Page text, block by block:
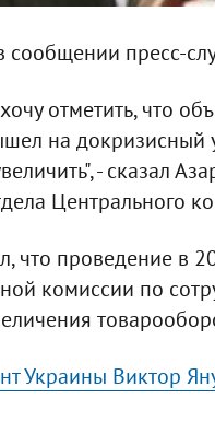
сообщении пресс-
отметить, что
на докризисный
- сказал
Центрального
что проведение в
комиссии по
Украины Виктор